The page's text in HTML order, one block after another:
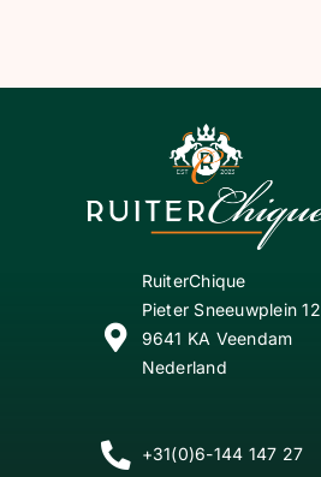
RuiterChique
Pieter Sneeuwplein 12
9641 KA Veendam
Nederland
+31(0)6-144 147 27